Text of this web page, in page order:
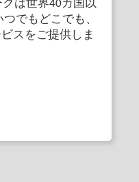
クは世界40カ国以
でもどこでも、
スをご提供しま